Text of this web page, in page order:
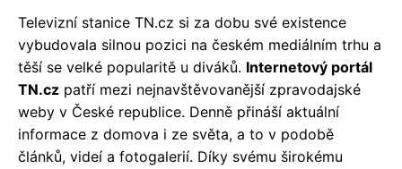
Televizní stanice TN.cz si za dobu své existence
vybudovala silnou pozici na českém mediálním trhu a
těší se velké popularitě u diváků. Internetový portál
TN.cz patří mezi nejnavštěvovanější zpravodajské
weby v České republice. Denně přináší aktuální
informace z domova i ze světa, a to v podobě
článků, videí a fotogalerií. Díky svému širokému